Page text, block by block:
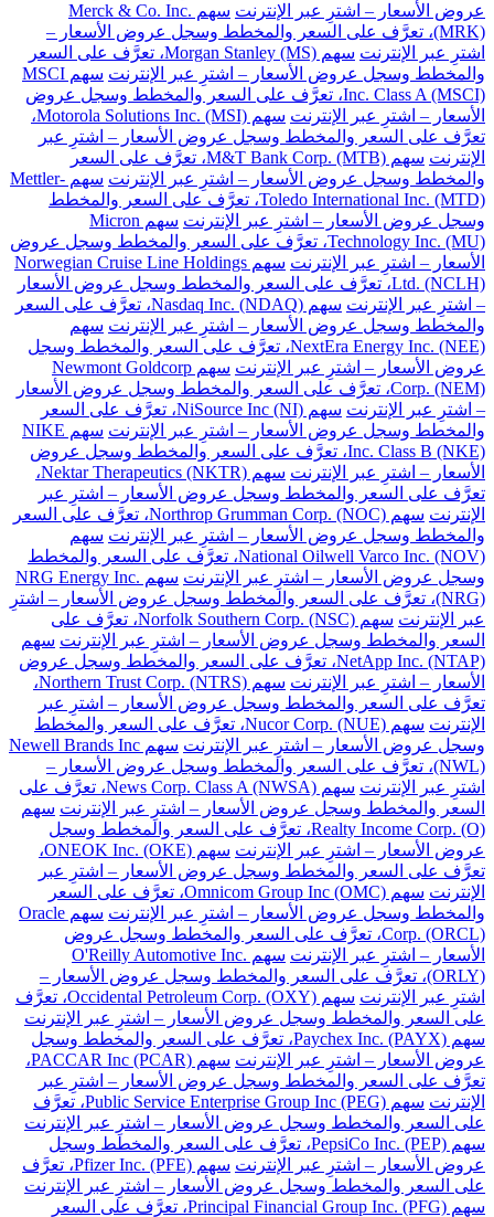
عروض الأسعار – اشترِ عبر الإنترنت
سهم Merck & Co. Inc.
(MRK)، تعرَّف على السعر والمخطط وسجل عروض الأسعار –
اشترِ عبر الإنترنت
سهم Morgan Stanley (MS)، تعرَّف على السعر
والمخطط وسجل عروض الأسعار – اشترِ عبر الإنترنت
سهم MSCI
Inc. Class A (MSCI)، تعرَّف على السعر والمخطط وسجل عروض
الأسعار – اشترِ عبر الإنترنت
سهم Motorola Solutions Inc. (MSI)،
تعرَّف على السعر والمخطط وسجل عروض الأسعار – اشترِ عبر
الإنترنت
سهم M&T Bank Corp. (MTB)، تعرَّف على السعر
والمخطط وسجل عروض الأسعار – اشترِ عبر الإنترنت
سهم Mettler-
Toledo International Inc. (MTD)، تعرَّف على السعر والمخطط
وسجل عروض الأسعار – اشترِ عبر الإنترنت
سهم Micron
Technology Inc. (MU)، تعرَّف على السعر والمخطط وسجل عروض
الأسعار – اشترِ عبر الإنترنت
سهم Norwegian Cruise Line Holdings
Ltd. (NCLH)، تعرَّف على السعر والمخطط وسجل عروض الأسعار
– اشترِ عبر الإنترنت
سهم Nasdaq Inc. (NDAQ)، تعرَّف على السعر
والمخطط وسجل عروض الأسعار – اشترِ عبر الإنترنت سهم
NextEra Energy Inc. (NEE)، تعرَّف على السعر والمخطط وسجل
عروض الأسعار – اشترِ عبر الإنترنت
سهم Newmont Goldcorp
Corp. (NEM)، تعرَّف على السعر والمخطط وسجل عروض الأسعار
– اشترِ عبر الإنترنت
سهم NiSource Inc (NI)، تعرَّف على السعر
والمخطط وسجل عروض الأسعار – اشترِ عبر الإنترنت
سهم NIKE
Inc. Class B (NKE)، تعرَّف على السعر والمخطط وسجل عروض
الأسعار – اشترِ عبر الإنترنت
سهم Nektar Therapeutics (NKTR)،
تعرَّف على السعر والمخطط وسجل عروض الأسعار – اشترِ عبر
الإنترنت
سهم Northrop Grumman Corp. (NOC)، تعرَّف على السعر
والمخطط وسجل عروض الأسعار – اشترِ عبر الإنترنت سهم
National Oilwell Varco Inc. (NOV)، تعرَّف على السعر والمخطط
وسجل عروض الأسعار – اشترِ عبر الإنترنت
سهم NRG Energy Inc.
(NRG)، تعرَّف على السعر والمخطط وسجل عروض الأسعار – اشترِ
عبر الإنترنت
سهم Norfolk Southern Corp. (NSC)، تعرَّف على
السعر والمخطط وسجل عروض الأسعار – اشترِ عبر الإنترنت سهم
NetApp Inc. (NTAP)، تعرَّف على السعر والمخطط وسجل عروض
الأسعار – اشترِ عبر الإنترنت
سهم Northern Trust Corp. (NTRS)،
تعرَّف على السعر والمخطط وسجل عروض الأسعار – اشترِ عبر
الإنترنت
سهم Nucor Corp. (NUE)، تعرَّف على السعر والمخطط
وسجل عروض الأسعار – اشترِ عبر الإنترنت
سهم Newell Brands Inc
(NWL)، تعرَّف على السعر والمخطط وسجل عروض الأسعار –
اشترِ عبر الإنترنت
سهم News Corp. Class A (NWSA)، تعرَّف على
السعر والمخطط وسجل عروض الأسعار – اشترِ عبر الإنترنت سهم
Realty Income Corp. (O)، تعرَّف على السعر والمخطط وسجل
عروض الأسعار – اشترِ عبر الإنترنت
سهم ONEOK Inc. (OKE)،
تعرَّف على السعر والمخطط وسجل عروض الأسعار – اشترِ عبر
الإنترنت
سهم Omnicom Group Inc (OMC)، تعرَّف على السعر
والمخطط وسجل عروض الأسعار – اشترِ عبر الإنترنت
سهم Oracle
Corp. (ORCL)، تعرَّف على السعر والمخطط وسجل عروض
الأسعار – اشترِ عبر الإنترنت
سهم O'Reilly Automotive Inc.
(ORLY)، تعرَّف على السعر والمخطط وسجل عروض الأسعار –
اشترِ عبر الإنترنت
سهم Occidental Petroleum Corp. (OXY)، تعرَّف
على السعر والمخطط وسجل عروض الأسعار – اشترِ عبر الإنترنت
سهم Paychex Inc. (PAYX)، تعرَّف على السعر والمخطط وسجل
عروض الأسعار – اشترِ عبر الإنترنت
سهم PACCAR Inc (PCAR)،
تعرَّف على السعر والمخطط وسجل عروض الأسعار – اشترِ عبر
الإنترنت
سهم Public Service Enterprise Group Inc (PEG)، تعرَّف
على السعر والمخطط وسجل عروض الأسعار – اشترِ عبر الإنترنت
سهم PepsiCo Inc. (PEP)، تعرَّف على السعر والمخطط وسجل
عروض الأسعار – اشترِ عبر الإنترنت
سهم Pfizer Inc. (PFE)، تعرَّف
على السعر والمخطط وسجل عروض الأسعار – اشترِ عبر الإنترنت
سهم Principal Financial Group Inc. (PFG)، تعرَّف على السعر